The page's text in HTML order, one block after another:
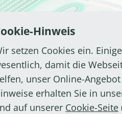
werden sie an
Hinweis
setzen Cookies ein.
damit die
unser Online-
erhalten Sie in
auf unserer Cookie-Seite